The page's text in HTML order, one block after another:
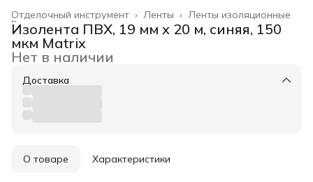
Ленты изоляционные
Ленты ›
Отделочный инструмент ›
Главная ›
Изолента ПВХ, 19 мм х 20 м, синяя, 150
мкм Matrix
Нет в наличии
Доставка
О товаре Характеристики